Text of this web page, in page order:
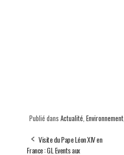
Publié dans Actualité Environnement,
Visite du Pape Léon XIV en
France : GL Events aux